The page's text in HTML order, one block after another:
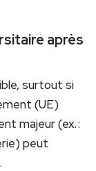
après
surtout si
(UE)
majeur (ex. :
peut